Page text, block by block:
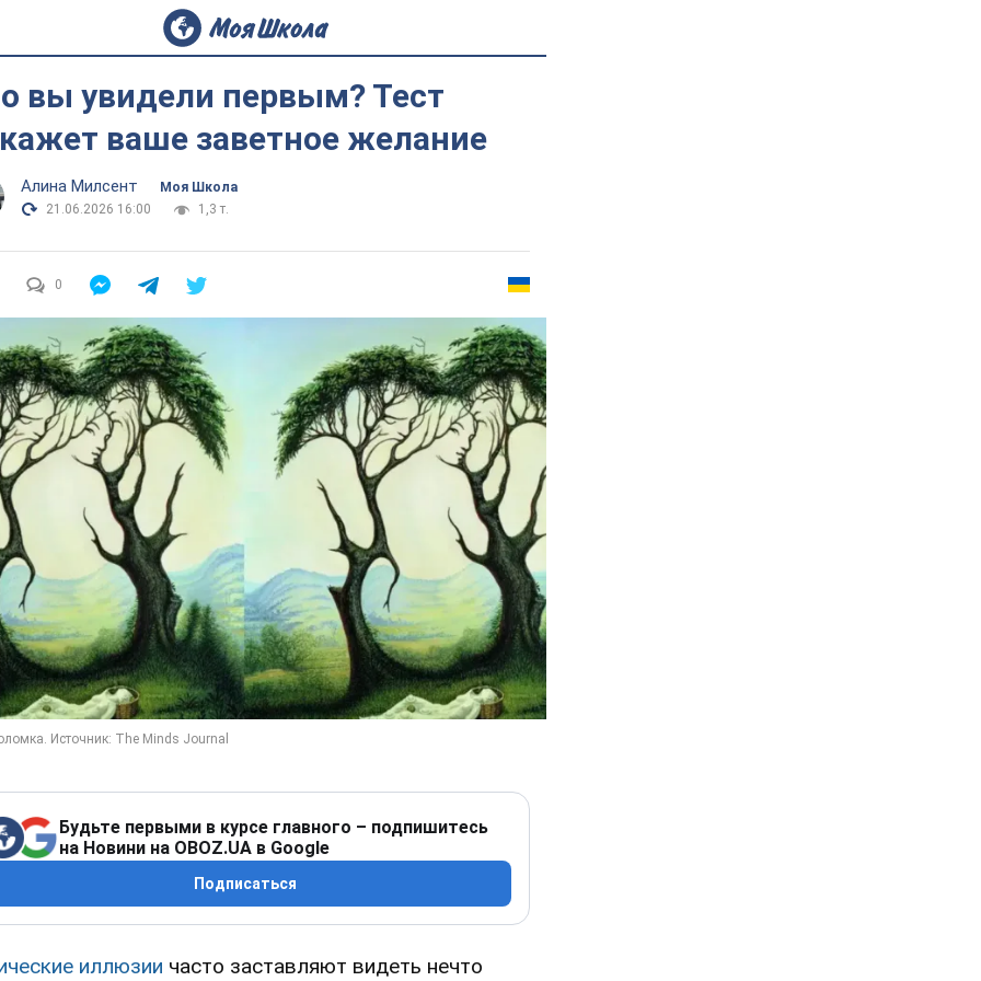
вы увидели первым? Тест
ваше заветное желание
Алина Милсент
Моя Школа
21.06.2026 16:00
1,3 т.
0
Будьте первыми в курсе главного – подпишитесь
на Новини на OBOZ.UA в Google
Подписаться
иллюзии часто заставляют видеть нечто